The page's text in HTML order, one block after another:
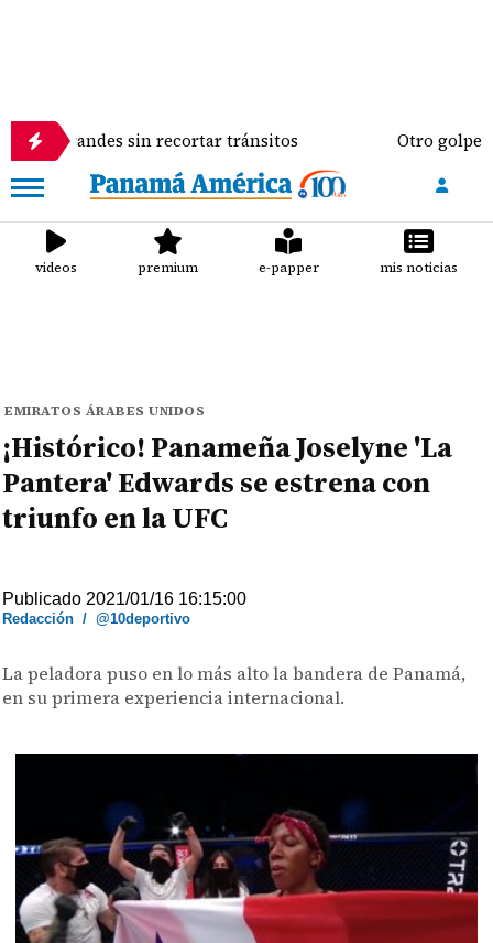
sin recortar tránsitos Otro golpe al
videos premium e-papper mis noticias
EMIRATOS ÁRABES UNIDOS
¡Histórico! Panameña Joselyne 'La
Pantera' Edwards se estrena con
triunfo en la UFC
Publicado 2021/01/16 16:15:00
Redacción /@10deportivo
La peladora puso en lo más alto la bandera de Panamá,
en su primera experiencia internacional.